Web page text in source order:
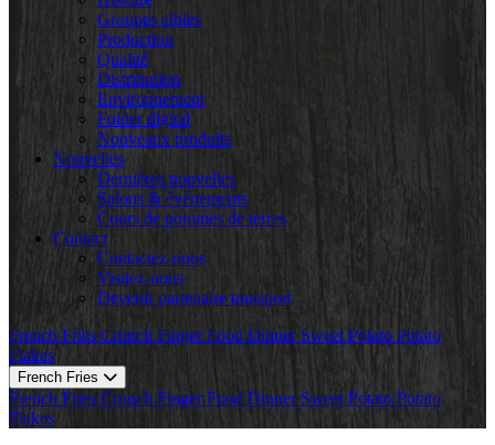
Groupes cibles
Production
Qualité
Distribution
Environnement
Folder digital
Nouveaux produits
Nouvelles
Dernières nouvelles
Salons & événements
Cours de pommes de terres
Contact
Contactez-nous
Visitez-nous
Devenir partenaire transport
French Fries Crunch Finger Food Dinner Sweet Potato Potato
Flakes
French Fries
French Fries Crunch Finger Food Dinner Sweet Potato Potato
Flakes